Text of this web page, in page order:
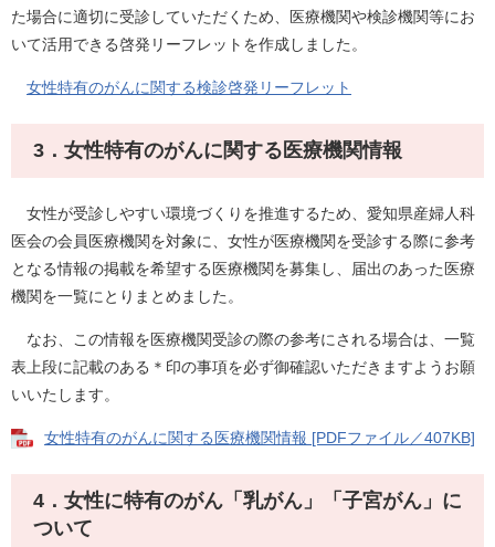
た場合に適切に受診していただくため、医療機関や検診機関等にお
いて活用できる啓発リーフレットを作成しました。
女性特有のがんに関する検診啓発リーフレット
3．女性特有のがんに関する医療機関情報
女性が受診しやすい環境づくりを推進するため、愛知県産婦人科
医会の会員医療機関を対象に、女性が医療機関を受診する際に参考
となる情報の掲載を希望する医療機関を募集し、届出のあった医療
機関を一覧にとりまとめました。
なお、この情報を医療機関受診の際の参考にされる場合は、一覧
表上段に記載のある＊印の事項を必ず御確認いただきますようお願
いいたします。
女性特有のがんに関する医療機関情報 [PDFファイル／407KB]
4．女性に特有のがん「乳がん」「子宮がん」に
ついて